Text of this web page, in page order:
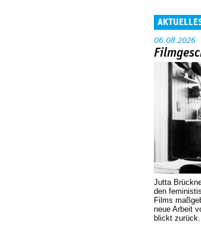
06.08.2026
Jutta
den
Films
neue Arbeit
blickt zurück.